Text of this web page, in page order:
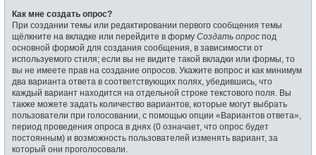
Как мне создать опрос?
При создании темы или редактировании первого сообщения темы
щёлкните на вкладке или перейдите в форму Создать опрос под
основной формой для создания сообщения, в зависимости от
используемого стиля; если вы не видите такой вкладки или формы, то
вы не имеете прав на создание опросов. Укажите вопрос и как минимум
два варианта ответа в соответствующих полях, убедившись, что
каждый вариант находится на отдельной строке текстового поля. Вы
также можете задать количество вариантов, которые могут выбрать
пользователи при голосовании, с помощью опции «Вариантов ответа»,
период проведения опроса в днях (0 означает, что опрос будет
постоянным) и возможность пользователей изменять вариант, за
который они проголосовали.